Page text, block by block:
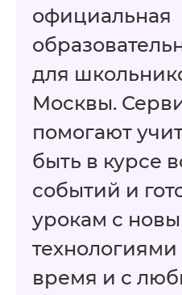
официальная
для
Москвы.
помогают
быть в курсе
событий и
урокам с
время и с